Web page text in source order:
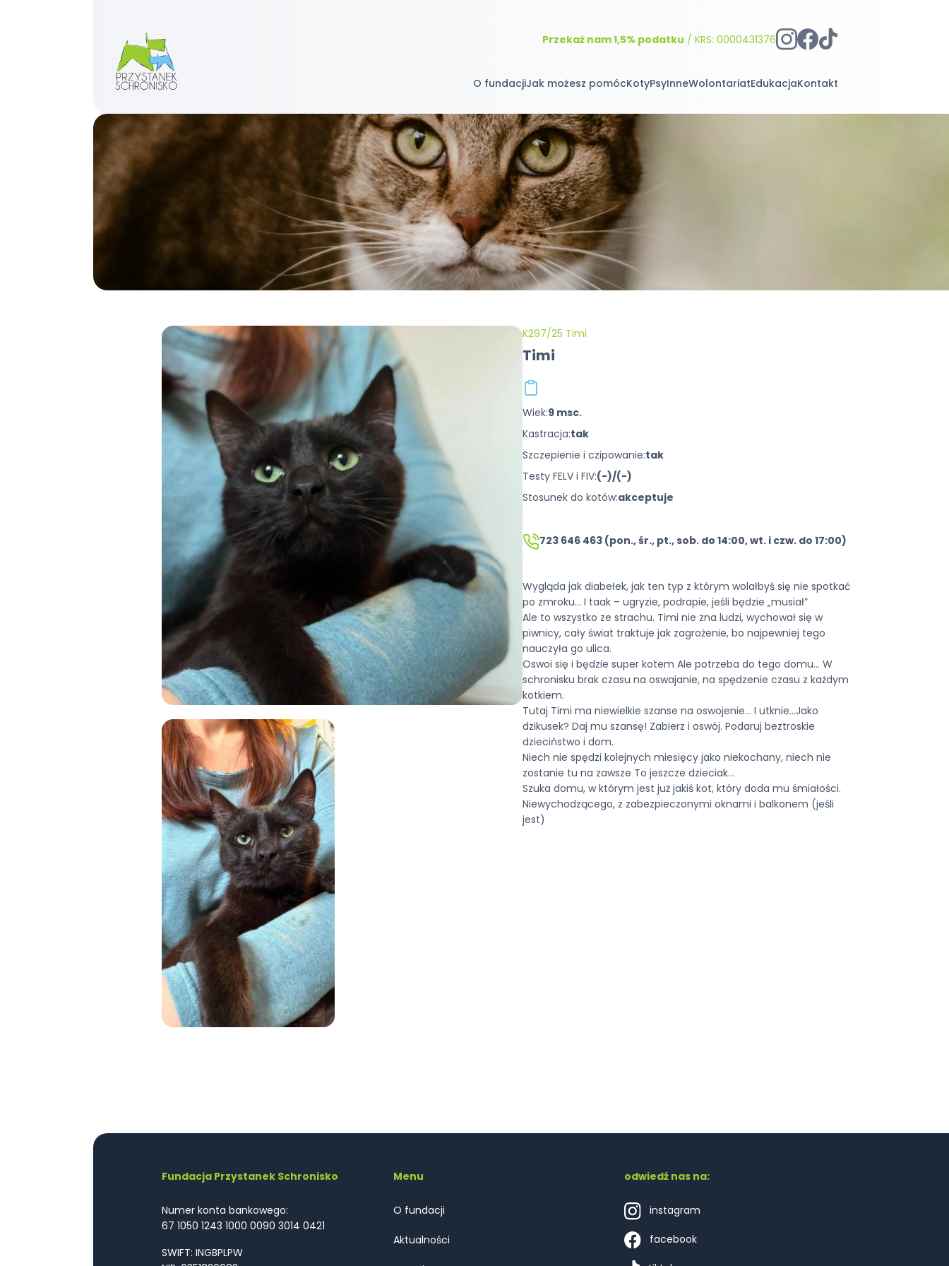
Przekaż nam 1,5% podatku / KRS: 0000431376
O fundacjiJak możesz pomócKotyPsyInneWolontariatEdukacjaKontakt
K297/25 Timi
Timi
Wiek:9 msc.
Kastracja:tak
Szczepienie i czipowanie:tak
Testy FELV i FIV:(-)/(-)
Stosunek do kotów:akceptuje
723 646 463 (pon., śr., pt., sob. do 14:00, wt. i czw. do 17:00)
Wygląda jak diabełek, jak ten typ z którym wolałbyś się nie spotkać
po zmroku… I taak – ugryzie, podrapie, jeśli będzie „musiał”
Ale to wszystko ze strachu. Timi nie zna ludzi, wychował się w
piwnicy, cały świat traktuje jak zagrożenie, bo najpewniej tego
nauczyła go ulica.
Oswoi się i będzie super kotem Ale potrzeba do tego domu… W
schronisku brak czasu na oswajanie, na spędzenie czasu z każdym
kotkiem.
Tutaj Timi ma niewielkie szanse na oswojenie… I utknie…Jako
dzikusek? Daj mu szansę! Zabierz i oswój. Podaruj beztroskie
dzieciństwo i dom.
Niech nie spędzi kolejnych miesięcy jako niekochany, niech nie
zostanie tu na zawsze To jeszcze dzieciak…
Szuka domu, w którym jest już jakiś kot, który doda mu śmiałości.
Niewychodzącego, z zabezpieczonymi oknami i balkonem (jeśli
jest)
Fundacja Przystanek Schronisko
Numer konta bankowego:
67 1050 1243 1000 0090 3014 0421
SWIFT: INGBPLPW
Menu
O fundacji
Aktualności
odwiedź nas na:
instagram
facebook